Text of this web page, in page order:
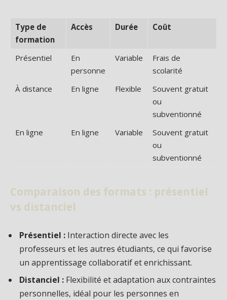
Type de
formation
Accès Durée Coût
Présentiel
En
personne
Variable
Frais de
scolarité
À distance
En ligne Flexible
Souvent gratuit
ou
subventionné
En ligne
En ligne Variable
Souvent gratuit
ou
subventionné
Comparaison des formats : présentiel
vs distanciel
Présentiel : Interaction directe avec les
professeurs et les autres étudiants, ce qui favorise
un apprentissage collaboratif et enrichissant.
Distanciel : Flexibilité et adaptation aux contraintes
personnelles, idéal pour les personnes en